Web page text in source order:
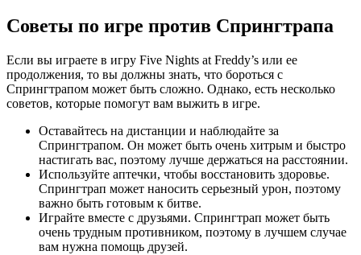
Советы по игре против Спрингтрапа
Если вы играете в игру Five Nights at Freddy’s или ее
продолжения, то вы должны знать, что бороться с
Спрингтрапом может быть сложно. Однако, есть несколько
советов, которые помогут вам выжить в игре.
Оставайтесь на дистанции и наблюдайте за
Спрингтрапом. Он может быть очень хитрым и быстро
настигать вас, поэтому лучше держаться на расстоянии.
Используйте аптечки, чтобы восстановить здоровье.
Спрингтрап может наносить серьезный урон, поэтому
важно быть готовым к битве.
Играйте вместе с друзьями. Спрингтрап может быть
очень трудным противником, поэтому в лучшем случае
вам нужна помощь друзей.